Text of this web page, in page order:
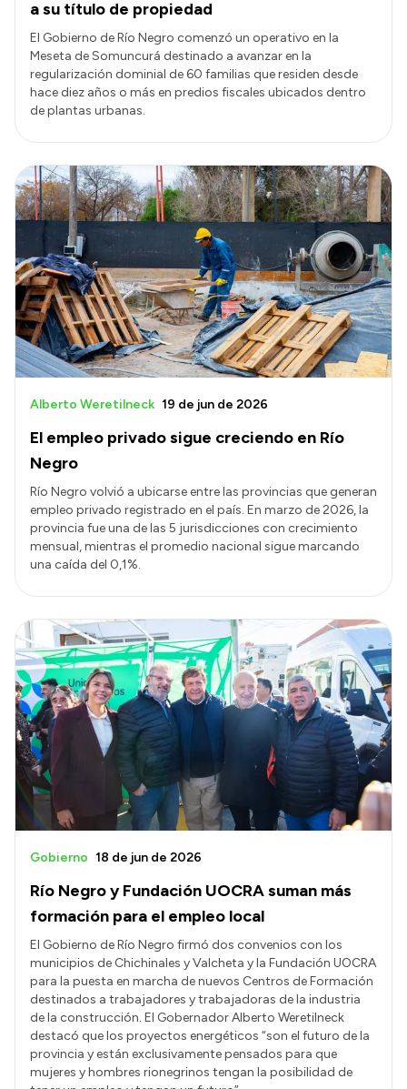
a su título de propiedad
El Gobierno de Río Negro comenzó un operativo en la
Meseta de Somuncurá destinado a avanzar en la
regularización dominial de 60 familias que residen desde
hace diez años o más en predios fiscales ubicados dentro
de plantas urbanas.
El empleo privado sigue creciendo en Río
Negro
Alberto Weretilneck 19 de jun de 2026
Río Negro volvió a ubicarse entre las provincias que generan
empleo privado registrado en el país. En marzo de 2026, la
provincia fue una de las 5 jurisdicciones con crecimiento
mensual, mientras el promedio nacional sigue marcando
una caída del 0,1%.
Río Negro y Fundación UOCRA suman más
formación para el empleo local
Gobierno 18 de jun de 2026
El Gobierno de Río Negro firmó dos convenios con los
municipios de Chichinales y Valcheta y la Fundación UOCRA
para la puesta en marcha de nuevos Centros de Formación
destinados a trabajadores y trabajadoras de la industria
de la construcción. El Gobernador Alberto Weretilneck
destacó que los proyectos energéticos “son el futuro de la
provincia y están exclusivamente pensados para que
mujeres y hombres rionegrinos tengan la posibilidad de